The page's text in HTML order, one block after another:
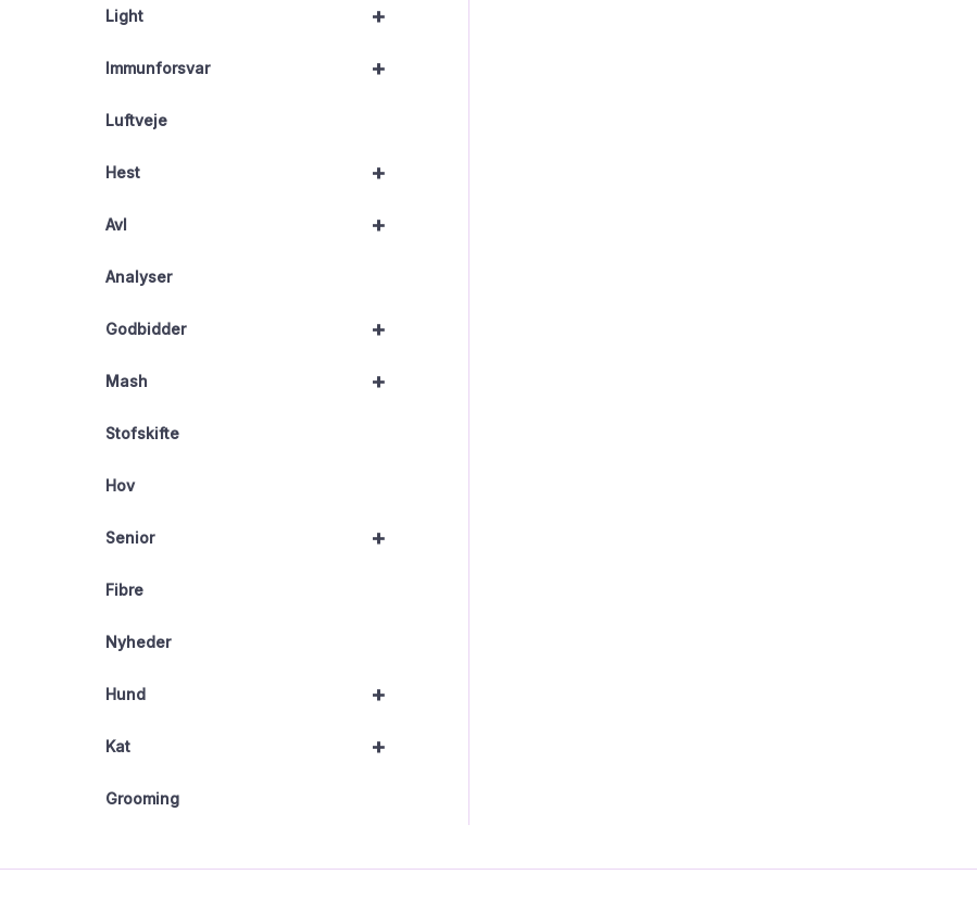
+
Light
+
Immunforsvar
Luftveje
+
Hest
+
Avl
Analyser
+
Godbidder
+
Mash
Stofskifte
Hov
+
Senior
Fibre
Nyheder
+
Hund
+
Kat
Grooming